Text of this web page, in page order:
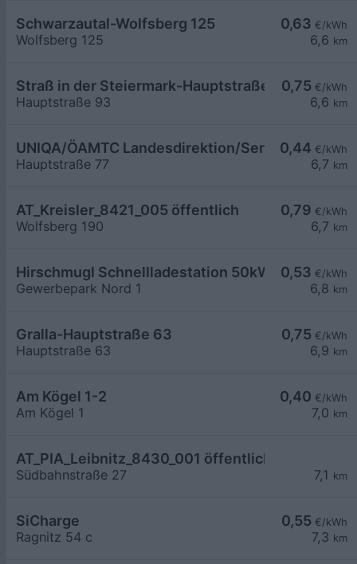
0,63 €/kWh
6,6 km
Schwarzautal-Wolfsberg 125
Wolfsberg 125
0,75 €/kWh
6,6 km
Straß in der Steiermark-Hauptstraße 93
Hauptstraße 93
0,44 €/kWh
6,7 km
UNIQA/ÖAMTC Landesdirektion/ServiceCenter
Hauptstraße 77
0,79 €/kWh
6,7 km
AT_Kreisler_8421_005 öffentlich
Wolfsberg 190
0,53 €/kWh
6,8 km
Hirschmugl Schnellladestation 50kW
Gewerbepark Nord 1
0,75 €/kWh
6,9 km
Gralla-Hauptstraße 63
Hauptstraße 63
0,40 €/kWh
7,0 km
Am Kögel 1-2
Am Kögel 1
7,1 km
AT_PIA_Leibnitz_8430_001 öffentlich
Südbahnstraße 27
0,55 €/kWh
7,3 km
SiCharge
Ragnitz 54 c